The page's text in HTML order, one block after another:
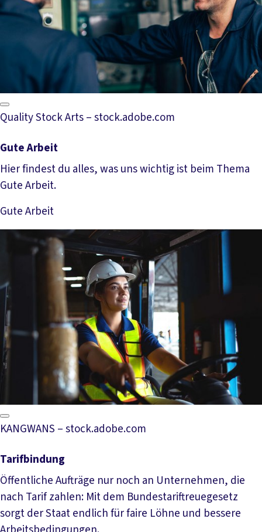
Quality Stock Arts – stock.adobe.com
Gute Arbeit
Hier findest du alles, was uns wichtig ist beim Thema
Gute Arbeit.
Gute Arbeit
Mehr lesen
KANGWANS – stock.adobe.com
Tarifbindung
Öffentliche Aufträge nur noch an Unternehmen, die
nach Tarif zahlen: Mit dem Bundestariftreuegesetz
sorgt der Staat endlich für faire Löhne und bessere